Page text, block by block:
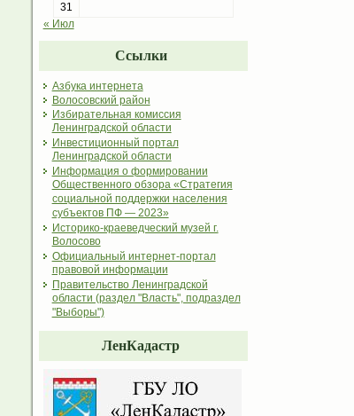
31
« Июл
Ссылки
Азбука интернета
Волосовский район
Избирательная комиссия
Ленинградской области
Инвестиционный портал
Ленинградской области
Информация о формировании
Общественного обзора «Стратегия
социальной поддержки населения
субъектов ПФ — 2023»
Историко-краеведческий музей г.
Волосово
Официальный интернет-портал
правовой информации
Правительство Ленинградской
области (раздел "Власть", подраздел
"Выборы")
ЛенКадастр